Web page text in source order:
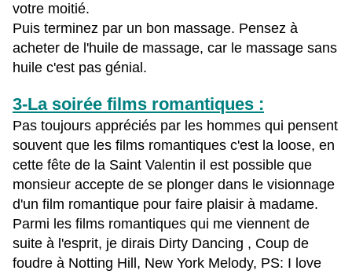
votre moitié.
Puis terminez par un bon massage. Pensez à
acheter de l'huile de massage, car le massage sans
huile c'est pas génial.
3-La soirée films romantiques :
Pas toujours appréciés par les hommes qui pensent
souvent que les films romantiques c'est la loose, en
cette fête de la Saint Valentin il est possible que
monsieur accepte de se plonger dans le visionnage
d'un film romantique pour faire plaisir à madame.
Parmi les films romantiques qui me viennent de
suite à l'esprit, je dirais Dirty Dancing , Coup de
foudre à Notting Hill, New York Melody, PS: I love